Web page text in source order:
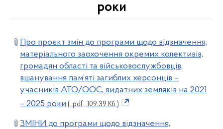
роки
Про проєкт змін до програми щодо відзначення,
матеріального заохочення окремих колективів,
громадян області та військовослужбовців,
вшанування пам’яті загиблих херсонців –
учасників АТО/ООС, видатних земляків на 2021
– 2025 роки ( .pdf , 109.39 Кб )
ЗМІНИ до програми щодо відзначення,